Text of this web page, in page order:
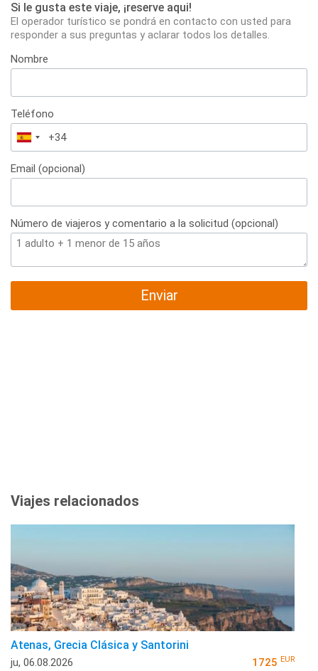
Si le gusta este viaje, ¡reserve aqui!
El operador turístico se pondrá en contacto con usted para
responder a sus preguntas y aclarar todos los detalles.
Nombre
Teléfono
España
+34
Email (opcional)
Número de viajeros y comentario a la solicitud (opcional)
Enviar
Viajes relacionados
Atenas, Grecia Clásica y Santorini
ju, 06.08.2026 1725 EUR